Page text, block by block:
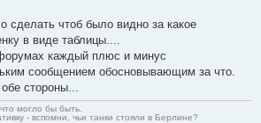
сделать чтоб было видно за какое
в виде таблицы....
каждый плюс и минус
сообщением обосновывающим за что.
стороны...
могло бы быть.
- вспомни, чьи танки стояли в Берлине?